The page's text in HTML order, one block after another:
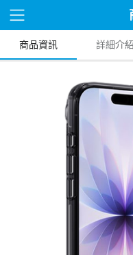
商品資訊 詳細介紹